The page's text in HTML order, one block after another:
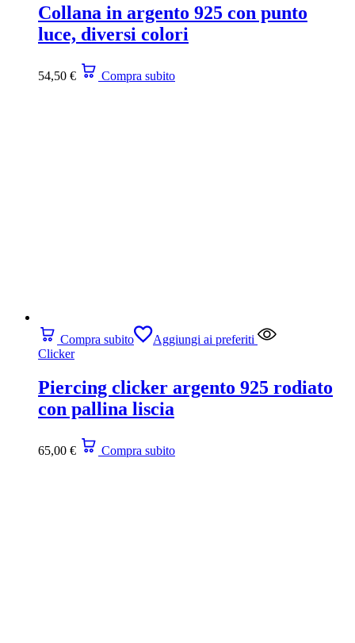
Collana in argento 925 con punto
luce, diversi colori
54,50 € Compra subito
Compra subito
Aggiungi ai preferiti
Clicker
Piercing clicker argento 925 rodiato
con pallina liscia
65,00 € Compra subito